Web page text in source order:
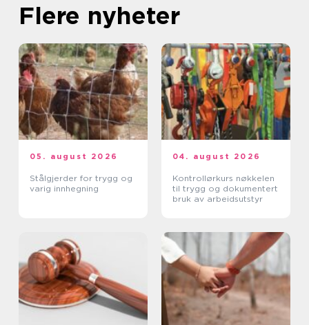
Flere nyheter
05. august 2026
Stålgjerder for trygg og
varig innhegning
04. august 2026
Kontrollørkurs nøkkelen
til trygg og dokumentert
bruk av arbeidsutstyr